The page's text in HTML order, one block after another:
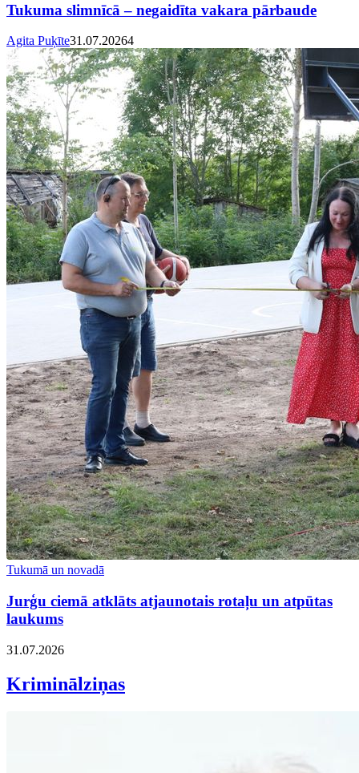
Tukuma slimnīcā – negaidīta vakara pārbaude
Agita Puķīte31.07.20264
Tukumā un novadā
Jurģu ciemā atklāts atjaunotais rotaļu un atpūtas
laukums
31.07.2026
Kriminālziņas